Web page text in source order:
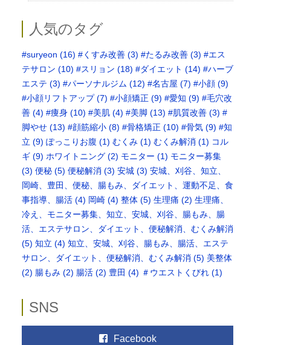
人気のタグ
#suryeon (16) #くすみ改善 (3) #たるみ改善 (3) #エス
テサロン (10) #スリョン (18) #ダイエット (14) #ハーブ
エステ (3) #パーソナルジム (12) #名古屋 (7) #小顔 (9)
#小顔リフトアップ(7) #小顔矯正 (9) #愛知 (9) #毛穴改
善 (4) #痩身 (10) #美肌 (4) #美脚 (13) #肌質改善 (3) #
脚やせ (13) #顔筋縮小 (8) #骨格矯正‬ (10) #骨気 (9) ‪#知
立 (9) ぽっこりお腹 (1) むくみ (1) むくみ解消 (1) コル
ギ (9) ホワイトニング (2) モニター (1) モニター募集
(3) 便秘 (5) 便秘解消 (3) 安城 (3) 安城、刈谷、知立、
岡崎、豊田、便秘、腸もみ、ダイエット、運動不足、食
事指導、腸活 (4) 岡崎 (4) 整体 (5) 生理痛 (2) 生理痛、
冷え、モニター募集、知立、安城、刈谷、腸もみ、腸
活、エステサロン、ダイエット、便秘解消、むくみ解消
(5) 知立 (4) 知立、安城、刈谷、腸もみ、腸活、エステ
サロン、ダイエット、便秘解消、むくみ解消 (5) 美整体
(2) 腸もみ (2) 腸活 (2) 豊田 (4) ＃ウエストくびれ (1)
SNS
Facebook